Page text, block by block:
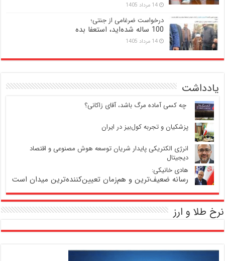
14 مرداد 1405
درخواست ضرغامی از جنتی؛
100 ساله شده‌اید، استعفا بده
14 مرداد 1405
یادداشت
‍ چه کسی آماده مرگ باشد، آقای زاکانی؟
پزشکیان و تجربه کول‌بیز در ایران
انرژی الکتریکی پایدار شریان توسعه هوش مصنوعی و اقتصاد
دیجیتال
هادی خانیکی:
رسانه ضعیف‌ترین و هم‌زمان تعیین‌کننده‌ترین میدان است
نرخ طلا و ارز